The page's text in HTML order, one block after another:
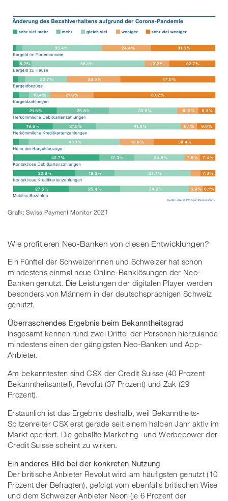
Grafk: Swiss Payment Monitor 2021
Wie profitieren Neo-Banken von diesen Entwicklungen?
Ein Fünftel der Schweizerinnen und Schweizer hat schon
mindestens einmal neue Online-Banklösungen der Neo-
Banken genutzt. Die Leistungen der digitalen Player werden
besonders von Männern in der deutschsprachigen Schweiz
genutzt.
Überraschendes Ergebnis beim Bekanntheitsgrad
Insgesamt kennen rund zwei Drittel der Personen hierzulande
mindestens einen der gängigsten Neo-Banken und App-
Anbieter.
Am bekanntesten sind CSX der Credit Suisse (40 Prozent
Bekanntheitsanteil), Revolut (37 Prozent) und Zak (29
Prozent).
Erstaunlich ist das Ergebnis deshalb, weil Bekanntheits-
Spitzenreiter CSX erst gerade seit einem halben Jahr aktiv im
Markt operiert. Die geballte Marketing- und Werbepower der
Credit Suisse scheint zu wirken.
Ein anderes Bild bei der konkreten Nutzung
Der britische Anbieter Revolut wird am häufigsten genutzt (10
Prozent der Befragten), gefolgt vom ebenfalls britischen Wise
und dem Schweizer Anbieter Neon (je 6 Prozent der